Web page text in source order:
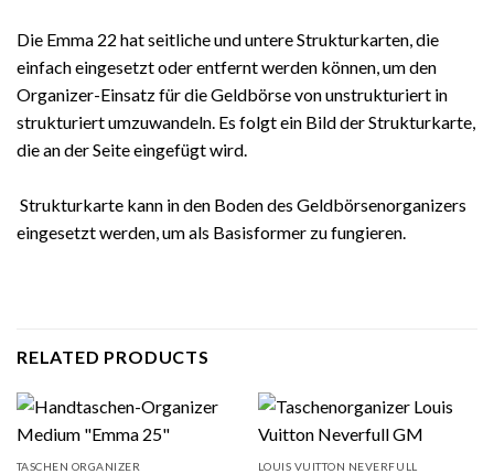
Die Emma 22 hat seitliche und untere Strukturkarten, die
einfach eingesetzt oder entfernt werden können, um den
Organizer-Einsatz für die Geldbörse von unstrukturiert in
strukturiert umzuwandeln. Es folgt ein Bild der Strukturkarte,
die an der Seite eingefügt wird.
Strukturkarte kann in den Boden des Geldbörsenorganizers
eingesetzt werden, um als Basisformer zu fungieren.
RELATED PRODUCTS
TASCHEN ORGANIZER LOUIS VUITTON NEVERFULL